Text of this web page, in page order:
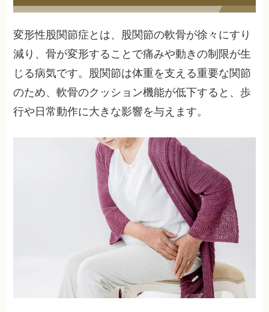
変形性股関節症とは、股関節の軟骨が徐々にすり
減り、骨が変形することで痛みや動きの制限が生
じる病気です。股関節は体重を支える重要な関節
のため、軟骨のクッション機能が低下すると、歩
行や日常動作に大きな影響を与えます。